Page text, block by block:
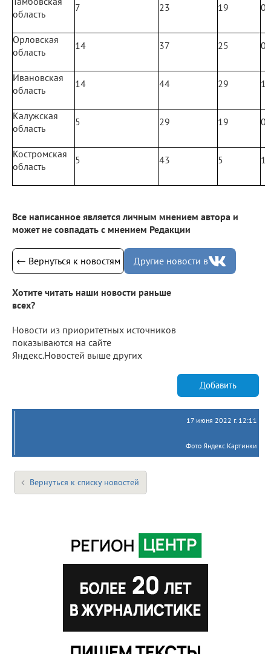
область
7 23 19 0
Орловская
область
14 37 25 0
Ивановская
область
14 44 29 1
Калужская
область
5 29 19 0
Костромская
область
5 43 5 1
Все написанное является личным мнением автора и
может не совпадать с мнением Редакции
← Вернуться к новостям Другие новости в
Хотите читать наши новости раньше
всех?
Новости из приоритетных источников
показываются на сайте
Яндекс.Новостей выше других
Добавить
17 июня 2022 г. 12:11
Фото Яндекс.Картинки
Вернуться к списку новостей